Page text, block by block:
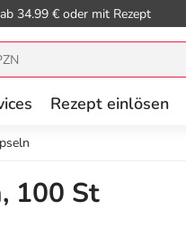
34.99 € oder mit Rezept
Rezept einlösen
100 St